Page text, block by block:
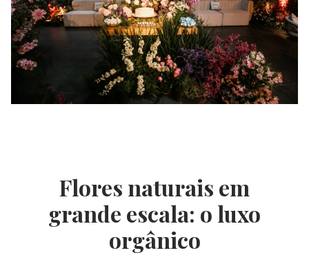
Flores naturais em
grande escala: o luxo
orgânico